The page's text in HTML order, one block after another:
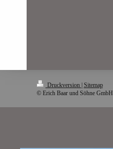
Druckversion Sitemap
© Erich Baar und Söhne GmbH